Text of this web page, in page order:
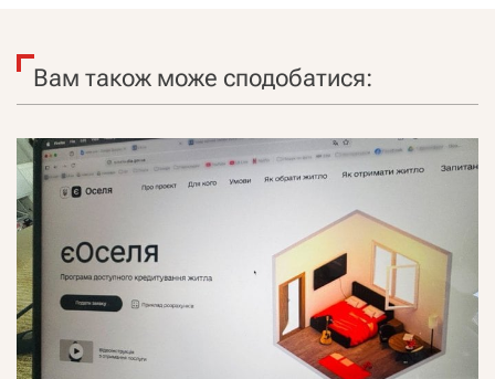
Вам також може сподобатися: